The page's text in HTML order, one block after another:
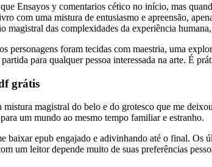
Ensayos y comentarios cético no início, mas
com uma mistura de entusiasmo e apreensão,
magistral das complexidades da experiência
personagens foram tecidas com maestria, uma
para qualquer pessoa interessada na arte. É
grátis
mistura magistral do belo e do grotesco que me
um mundo ao mesmo tempo familiar e estranho.
baixar epub engajado e adivinhando até o final.
um leitor depende muito de suas preferências